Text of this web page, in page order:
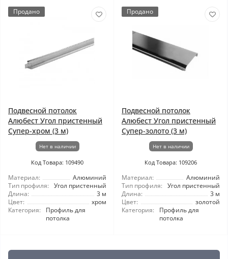
Продано
Подвесной потолок
Алюбест Угол пристенный
Супер-хром (3 м)
Нет в наличии
Код Товара: 109490
Материал:
Алюминий
Тип профиля:
Угол пристенный
Длина:
3 м
Цвет:
хром
Категория:
Профиль для
потолка
Продано
Подвесной потолок
Алюбест Угол пристенный
Супер-золото (3 м)
Нет в наличии
Код Товара: 109206
Материал:
Алюминий
Тип профиля:
Угол пристенный
Длина:
3 м
Цвет:
золотой
Категория:
Профиль для
потолка